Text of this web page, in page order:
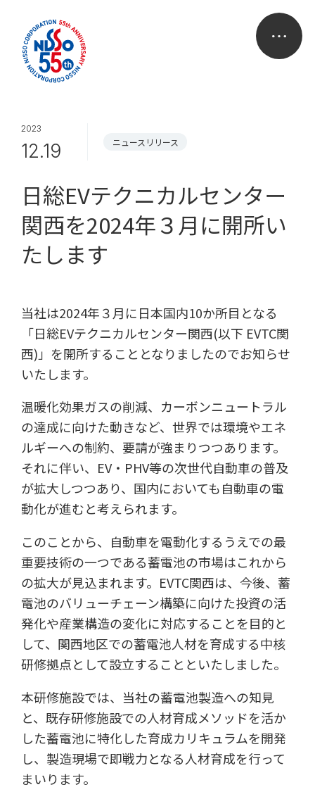
2023
12.19 ニュースリリース
日総EVテクニカルセンター
関西を2024年３月に開所い
たします
当社は2024年３月に日本国内10か所目となる
「日総EVテクニカルセンター関西(以下 EVTC関
西)」を開所することとなりましたのでお知らせ
いたします。
温暖化効果ガスの削減、カーボンニュートラル
の達成に向けた動きなど、世界では環境やエネ
ルギーへの制約、要請が強まりつつあります。
それに伴い、EV・PHV等の次世代自動車の普及
が拡大しつつあり、国内においても自動車の電
動化が進むと考えられます。
このことから、自動車を電動化するうえでの最
重要技術の一つである蓄電池の市場はこれから
の拡大が見込まれます。EVTC関西は、今後、蓄
電池のバリューチェーン構築に向けた投資の活
発化や産業構造の変化に対応することを目的と
して、関西地区での蓄電池人材を育成する中核
研修拠点として設立することといたしました。
本研修施設では、当社の蓄電池製造への知見
と、既存研修施設での人材育成メソッドを活か
した蓄電池に特化した育成カリキュラムを開発
し、製造現場で即戦力となる人材育成を行って
まいります。